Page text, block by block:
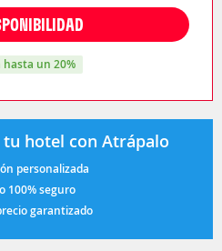
hasta un 20%
hotel con Atrápalo
personalizada
100% seguro
garantizado